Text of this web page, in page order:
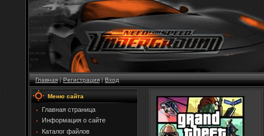
Главная|Регистрация|Вход
Меню сайта
Главная страница
Информация о сайте
Каталог файлов